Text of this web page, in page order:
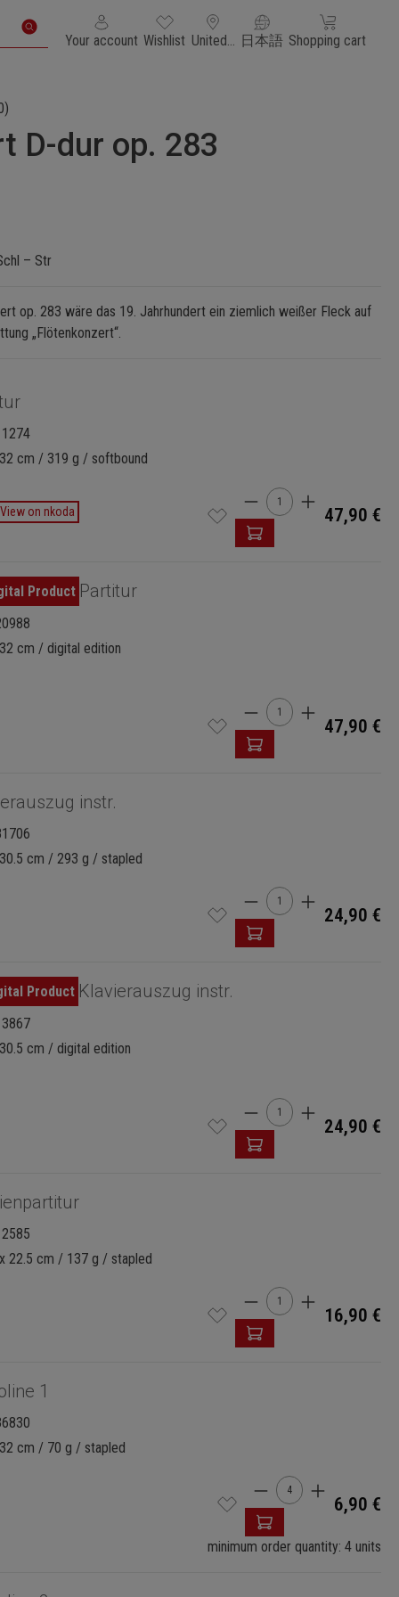
Your account You have 0 wishlist items
Wishlist United States of America
日本語 Shopping cart
Shopping cart
D-dur op. 283
– Str
op. 283 wäre das 19. Jahrhundert ein ziemlich weißer Fleck auf
„Flötenkonzert“.
cm / 319 g / softbound
View on nkoda Product
47,90 €
Partitur
cm / digital edition
Product
47,90 €
instr.
cm / 293 g / stapled
Product
24,90 €
Klavierauszug instr.
cm / digital edition
Product
24,90 €
22.5 cm / 137 g / stapled
Product
16,90 €
1
cm / 70 g / stapled
Product
6,90 €
minimum order quantity: 4 units